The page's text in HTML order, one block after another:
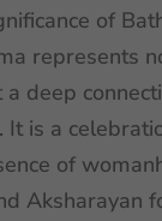
of
represents
deep
It is a
of
Aksharayan